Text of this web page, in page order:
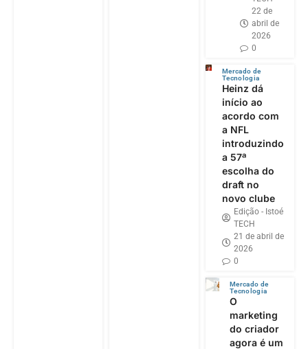
22 de
abril de
2026
0
Mercado de
Tecnologia
Heinz dá
início ao
acordo com
a NFL
introduzindo
a 57ª
escolha do
draft no
novo clube
Edição - Istoé
TECH
21 de abril de
2026
0
Mercado de
Tecnologia
O
marketing
do criador
agora é um